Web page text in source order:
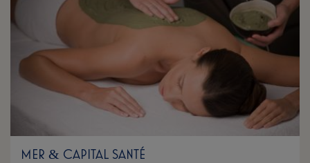
MER & CAPITAL SANTÉ